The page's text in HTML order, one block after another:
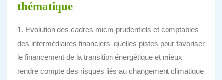
thématique
1. Evolution des cadres micro-prudentiels et comptables
des intermédiaires financiers: quelles pistes pour favoriser
le financement de la transition énergétique et mieux
rendre compte des risques liés au changement climatique